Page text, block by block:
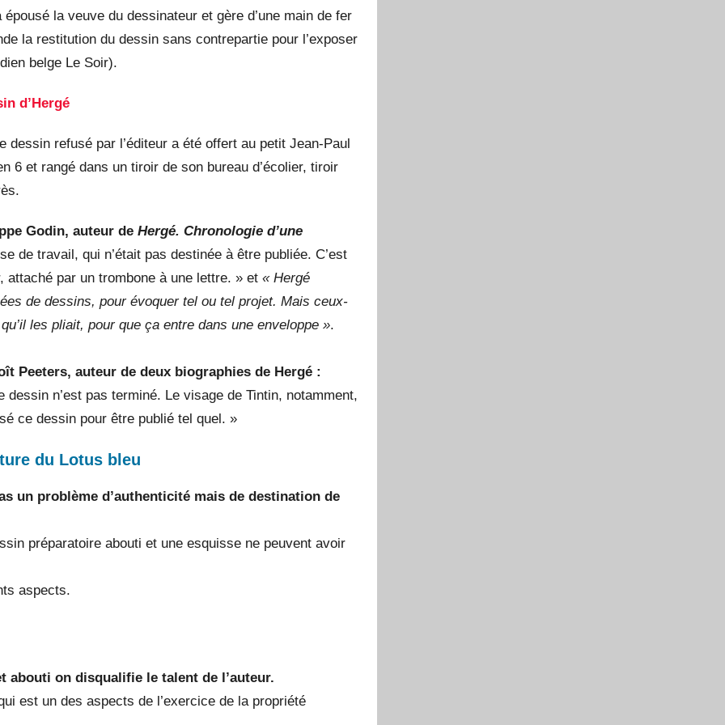
la veuve du dessinateur et gère d’une main de fer
la restitution du dessin sans contrepartie pour l’exposer
belge Le Soir).
d’Hergé
dessin refusé par l’éditeur a été offert au petit Jean-Paul
6 et rangé dans un tiroir de son bureau d’écolier, tiroir
Godin, auteur de Hergé. Chronologie d’une
de travail, qui n’était pas destinée à être publiée. C’est
attaché par un trombone à une lettre. » et « Hergé
de dessins, pour évoquer tel ou tel projet. Mais ceux-
les pliait, pour que ça entre dans une enveloppe ».
Peeters, auteur de deux biographies de Hergé :
n’est pas terminé. Le visage de Tintin, notamment,
ce dessin pour être publié tel quel. »
du Lotus bleu
un problème d’authenticité mais de destination de
préparatoire abouti et une esquisse ne peuvent avoir
aspects.
abouti on disqualifie le talent de l’auteur.
est un des aspects de l’exercice de la propriété